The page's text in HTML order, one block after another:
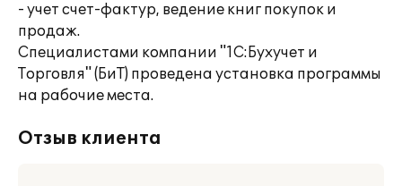
- учет счет-фактур, ведение книг покупок и
продаж.
Специалистами компании "1С:Бухучет и
Торговля" (БиТ) проведена установка программы
на рабочие места.
Отзыв клиента